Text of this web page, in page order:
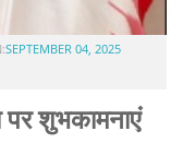
SEPTEMBER 04, 2025
पर शुभकामनाएं